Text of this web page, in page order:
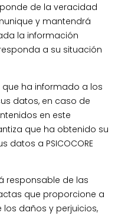
de la veracidad
y mantendrá
la información
a su situación
ha informado a los
datos, en caso de
en este
que ha obtenido su
datos a PSICOCORE
responsable de las
que proporcione a
daños y perjuicios,